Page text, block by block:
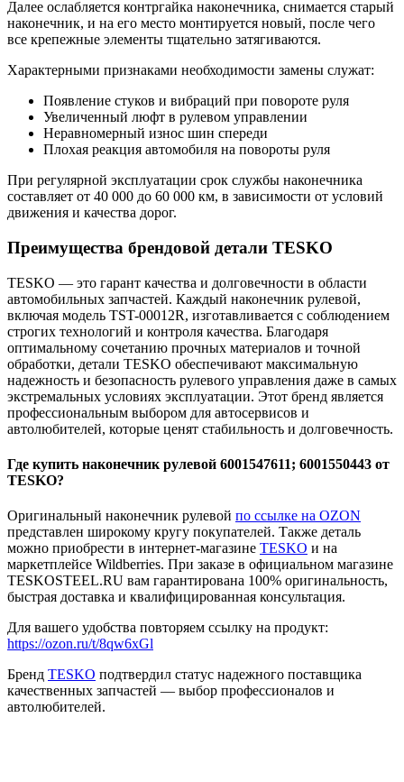
Далее ослабляется контргайка наконечника, снимается старый
наконечник, и на его место монтируется новый, после чего
все крепежные элементы тщательно затягиваются.
Характерными признаками необходимости замены служат:
Появление стуков и вибраций при повороте руля
Увеличенный люфт в рулевом управлении
Неравномерный износ шин спереди
Плохая реакция автомобиля на повороты руля
При регулярной эксплуатации срок службы наконечника
составляет от 40 000 до 60 000 км, в зависимости от условий
движения и качества дорог.
Преимущества брендовой детали TESKO
TESKO — это гарант качества и долговечности в области
автомобильных запчастей. Каждый наконечник рулевой,
включая модель TST-00012R, изготавливается с соблюдением
строгих технологий и контроля качества. Благодаря
оптимальному сочетанию прочных материалов и точной
обработки, детали TESKO обеспечивают максимальную
надежность и безопасность рулевого управления даже в самых
экстремальных условиях эксплуатации. Этот бренд является
профессиональным выбором для автосервисов и
автолюбителей, которые ценят стабильность и долговечность.
Где купить наконечник рулевой 6001547611; 6001550443 от
TESKO?
Оригинальный наконечник рулевой по ссылке на OZON
представлен широкому кругу покупателей. Также деталь
можно приобрести в интернет-магазине TESKO и на
маркетплейсе Wildberries. При заказе в официальном магазине
TESKOSTEEL.RU вам гарантирована 100% оригинальность,
быстрая доставка и квалифицированная консультация.
Для вашего удобства повторяем ссылку на продукт:
https://ozon.ru/t/8qw6xGl
Бренд TESKO подтвердил статус надежного поставщика
качественных запчастей — выбор профессионалов и
автолюбителей.